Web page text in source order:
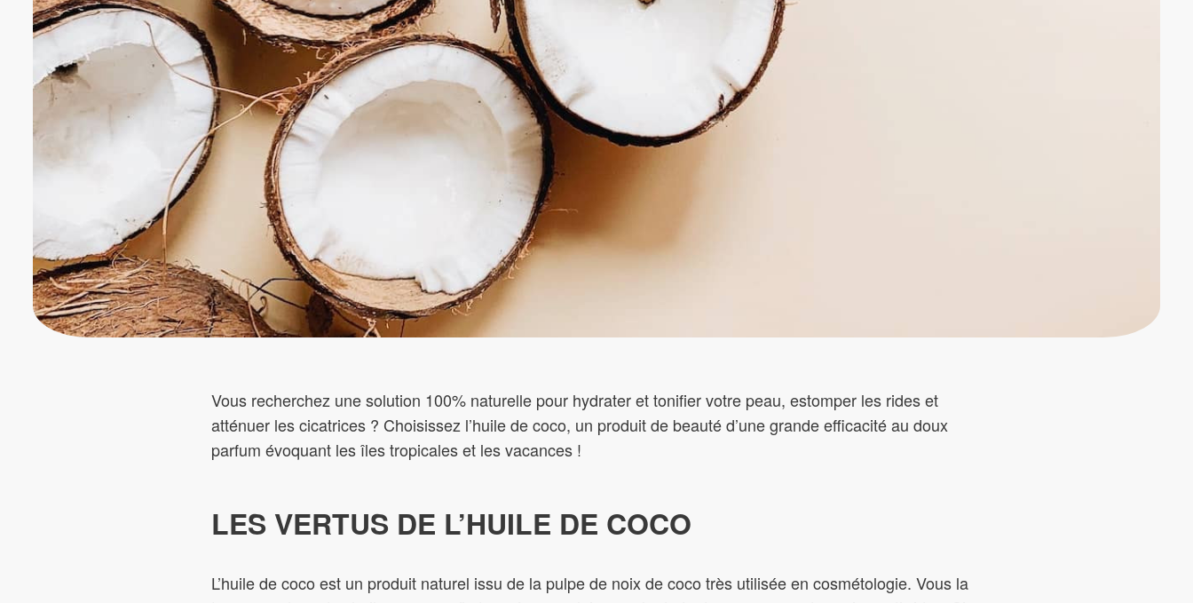
Vous recherchez une solution 100% naturelle pour hydrater et tonifier votre peau, estomper les rides et
atténuer les cicatrices ? Choisissez l’huile de coco, un produit de beauté d’une grande efficacité au doux
parfum évoquant les îles tropicales et les vacances !
LES VERTUS DE L’HUILE DE COCO
L’huile de coco est un produit naturel issu de la pulpe de noix de coco très utilisée en cosmétologie. Vous la